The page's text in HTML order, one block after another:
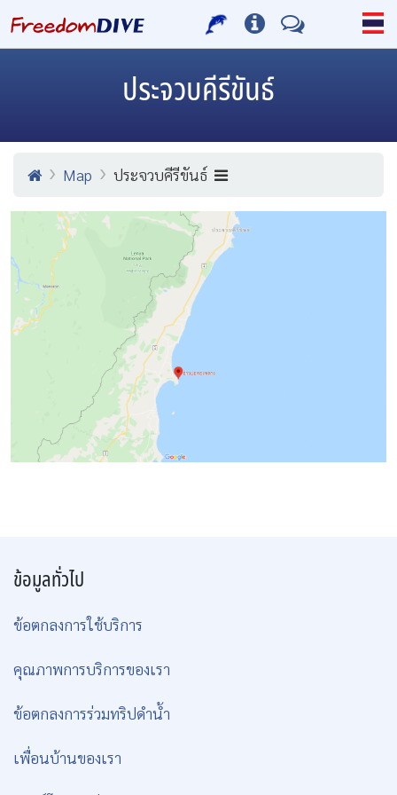
ประจวบคีรีขันธ์
Map ประจวบคีรีขันธ์
ข้อมูลทั่วไป
ข้อตกลงการใช้บริการ
คุณภาพการบริการของเรา
ข้อตกลงการร่วมทริปดำน้ำ
เพื่อนบ้านของเรา